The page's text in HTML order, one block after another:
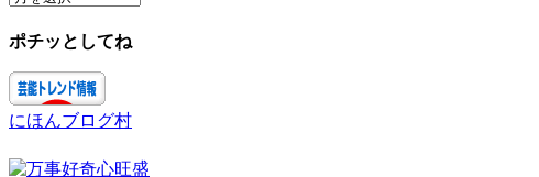
カ
ブ
ポチッとしてね
にほんブログ村